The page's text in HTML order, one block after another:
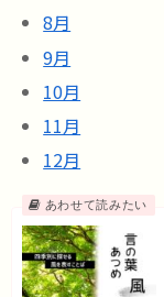
8月
9月
10月
11月
12月